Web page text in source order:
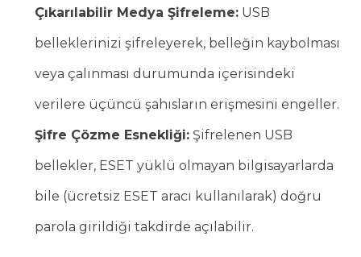
Çıkarılabilir Medya Şifreleme: USB
belleklerinizi şifreleyerek, belleğin kaybolması
veya çalınması durumunda içerisindeki
verilere üçüncü şahısların erişmesini engeller.
Şifre Çözme Esnekliği: Şifrelenen USB
bellekler, ESET yüklü olmayan bilgisayarlarda
bile (ücretsiz ESET aracı kullanılarak) doğru
parola girildiği takdirde açılabilir.